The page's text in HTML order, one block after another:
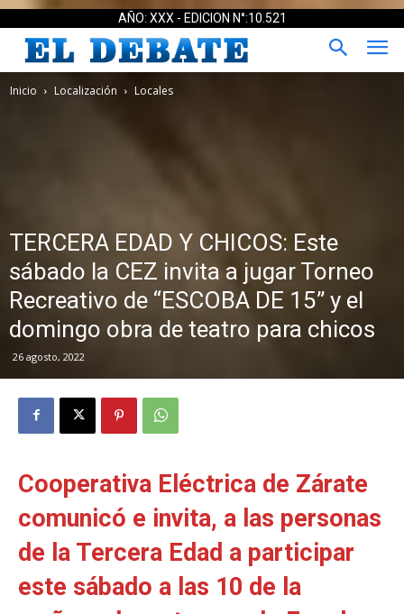
AÑO: XXX - EDICION N°:10.521
Inicio Localización Locales
TERCERA EDAD Y CHICOS: Este
sábado la CEZ invita a jugar Torneo
Recreativo de “ESCOBA DE 15” y el
domingo obra de teatro para chicos
26 agosto, 2022
Cooperativa Eléctrica de Zárate
comunicó e invita, a las personas
de la Tercera Edad a participar
este sábado a las 10 de la